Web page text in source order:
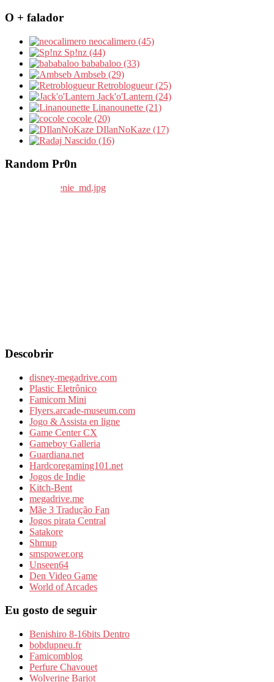
O + falador
neocalimero (45)
Sp!nz (44)
bababaloo (33)
Ambseb (29)
Retroblogueur (25)
Jack'o'Lantern (24)
Linanounette (21)
cocole (20)
DIlanNoKaze (17)
Nascido (16)
Random Pr0n
Descobrir
disney-megadrive.com
Plastic Eletrônico
Famicom Mini
Flyers.arcade-museum.com
Jogo & Assista en ligne
Game Center CX
Gameboy Galleria
Guardiana.net
Hardcoregaming101.net
Jogos de Indie
Kitch-Bent
megadrive.me
Mãe 3 Tradução Fan
Jogos pirata Central
Satakore
Shmup
smspower.org
Unseen64
Den Video Game
World of Arcades
Eu gosto de seguir
Benishiro 8-16bits Dentro
bobdupneu.fr
Famicomblog
Perfure Chavouet
Wolverine Barjot